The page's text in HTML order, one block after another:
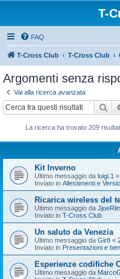
T-
FAQ
T-Cross Club T-Cross Club
Argomenti senza
Vai alla ricerca avanzata
La ricerca ha trovato 209
Kit Inverno
Ultimo messaggio da luigi.1 «
Inviato in Allestimenti e
Ricarica wireless del
Ultimo messaggio da
Inviato in T-Cross Club
Un saluto da Venezia
Ultimo messaggio da Gir8 «
Inviato in Presentazioni e
Esperienze codifiche
Ultimo messaggio da